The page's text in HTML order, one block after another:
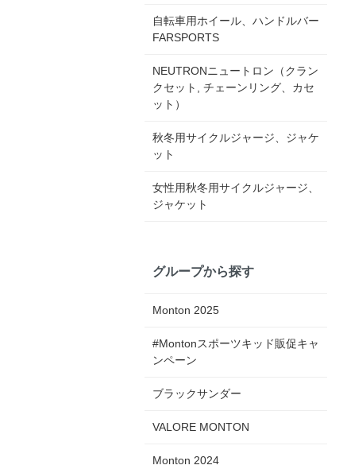
自転車用ホイール、ハンドルバー
FARSPORTS
NEUTRONニュートロン（クラン
クセット, チェーンリング、カセ
ット）
秋冬用サイクルジャージ、ジャケ
ット
女性用秋冬用サイクルジャージ、
ジャケット
グループから探す
Monton 2025
#Montonスポーツキッド販促キャ
ンペーン
ブラックサンダー
VALORE MONTON
Monton 2024